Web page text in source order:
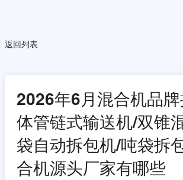
返回列表
2026年6月混合机品
体管链式输送机/双锥
袋自动拆包机/吨袋拆
合机源头厂家有哪些